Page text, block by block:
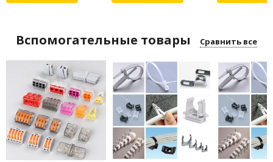
Вспомогательные товары Сравнить все